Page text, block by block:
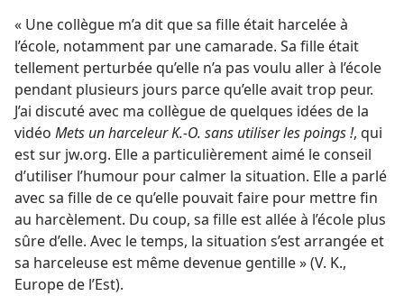
« Une collègue m’a dit que sa fille était harcelée à
l’école, notamment par une camarade. Sa fille était
tellement perturbée qu’elle n’a pas voulu aller à l’école
pendant plusieurs jours parce qu’elle avait trop peur.
J’ai discuté avec ma collègue de quelques idées de la
vidéo Mets un harceleur K.-O. sans utiliser les poings !, qui
est sur jw.org. Elle a particulièrement aimé le conseil
d’utiliser l’humour pour calmer la situation. Elle a parlé
avec sa fille de ce qu’elle pouvait faire pour mettre fin
au harcèlement. Du coup, sa fille est allée à l’école plus
sûre d’elle. Avec le temps, la situation s’est arrangée et
sa harceleuse est même devenue gentille » (V. K.,
Europe de l’Est).